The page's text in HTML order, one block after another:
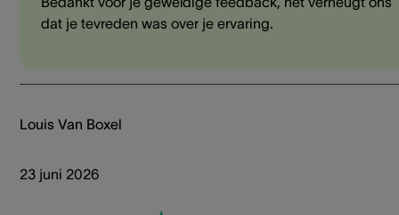
dat je tevreden was over je ervaring.
Louis Van Boxel
23 juni 2026